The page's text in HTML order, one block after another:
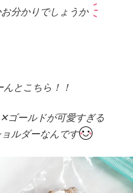
分かりでしょうか
んとこちら！！
ゴールドが可愛すぎる
ルダーなんです